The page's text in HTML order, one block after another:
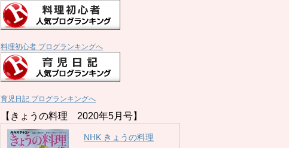
料理初心者 ブログランキングへ
育児日記 ブログランキングへ
【きょうの料理 2020年5月号】
NHK きょうの料理